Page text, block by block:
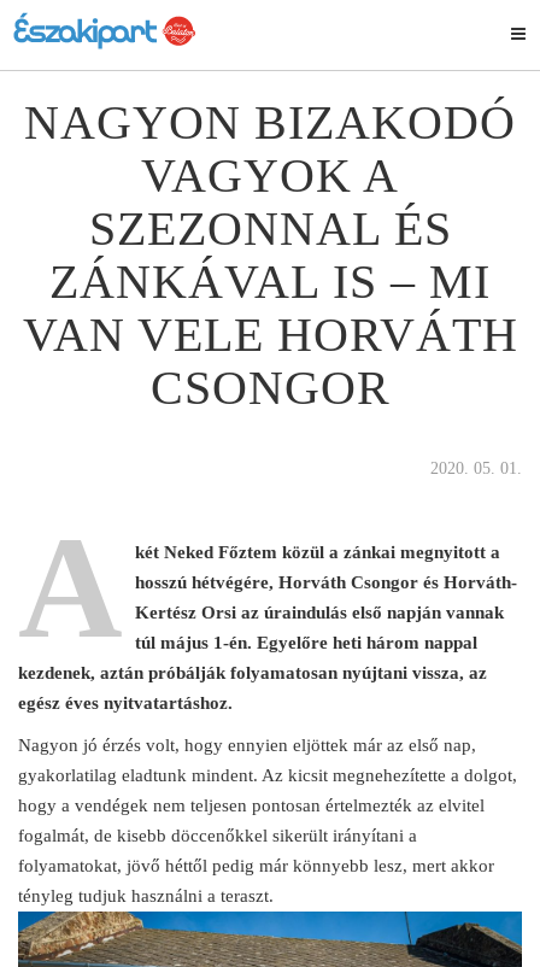
NAGYON BIZAKODÓ
VAGYOK A
SZEZONNAL ÉS
ZÁNKÁVAL IS – MI
VAN VELE HORVÁTH
CSONGOR
2020. 05. 01.
A
két Neked Főztem közül a zánkai megnyitott a
hosszú hétvégére, Horváth Csongor és Horváth-
Kertész Orsi az úraindulás első napján vannak
túl május 1-én. Egyelőre heti három nappal
kezdenek, aztán próbálják folyamatosan nyújtani vissza, az
egész éves nyitvatartáshoz.
Nagyon jó érzés volt, hogy ennyien eljöttek már az első nap,
gyakorlatilag eladtunk mindent. Az kicsit megnehezítette a dolgot,
hogy a vendégek nem teljesen pontosan értelmezték az elvitel
fogalmát, de kisebb döccenőkkel sikerült irányítani a
folyamatokat, jövő héttől pedig már könnyebb lesz, mert akkor
tényleg tudjuk használni a teraszt.